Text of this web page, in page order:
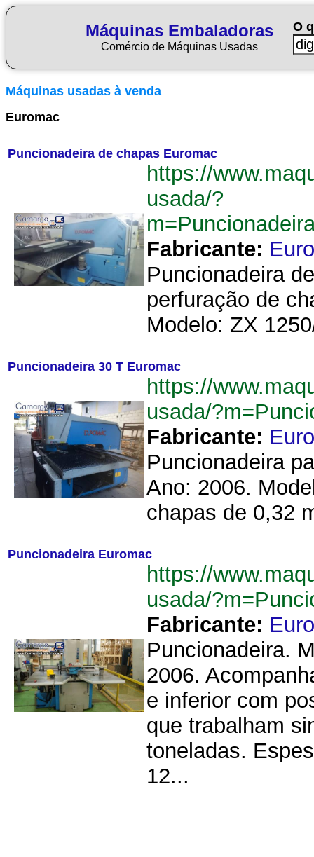
Máquinas Embaladoras
Comércio de Máquinas Usadas
O
Máquinas usadas à venda
Euromac
Puncionadeira de chapas Euromac
https://
usada/?
Fabricante:
Puncionadeira
perfuração de
Modelo: ZX
Puncionadeira 30 T Euromac
https://
usada/
Fabricante:
Puncionadeira
Ano: 2006.
chapas de 0,32
Puncionadeira Euromac
https://
usada/
Fabricante:
Puncionadeira.
2006.
e inferior com
que trabalham
toneladas.
12...